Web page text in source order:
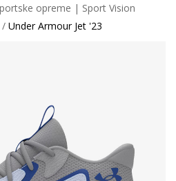
opreme | Sport Vision
Under Armour Jet '23